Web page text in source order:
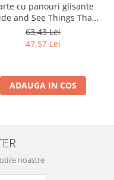
cu panouri glisante
and See Things That
Go
63,43 Lei
47,57 Lei
ADAUGA IN COS
noastre